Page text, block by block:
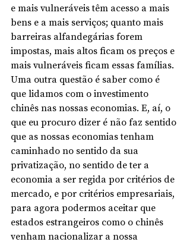
e mais vulneráveis têm acesso a mais
bens e a mais serviços; quanto mais
barreiras alfandegárias forem
impostas, mais altos ficam os preços e
mais vulneráveis ficam essas famílias.
Uma outra questão é saber como é
que lidamos com o investimento
chinês nas nossas economias. E, aí, o
que eu procuro dizer é não faz sentido
que as nossas economias tenham
caminhado no sentido da sua
privatização, no sentido de ter a
economia a ser regida por critérios de
mercado, e por critérios empresariais,
para agora podermos aceitar que
estados estrangeiros como o chinês
venham nacionalizar a nossa